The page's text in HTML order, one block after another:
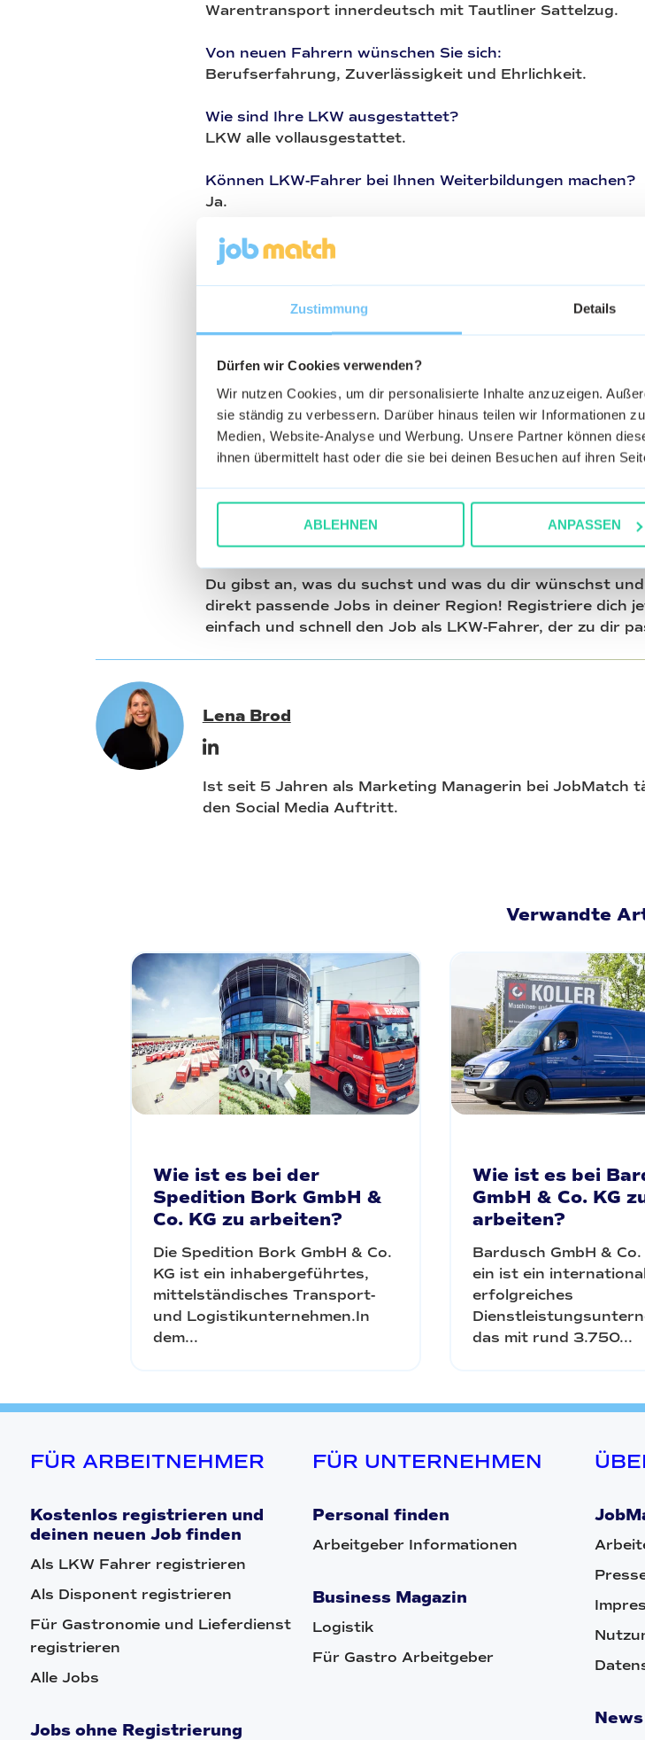
Zustimmung Details
Dürfen wir Cookies verwenden?
Wir nutzen Cookies, um dir personalisierte Inhalte anzuzeigen.
sie ständig zu verbessern. Darüber hinaus teilen wir Informationen
Medien, Website-Analyse und Werbung. Unsere Partner können
ihnen übermittelt hast oder die sie bei deinen Besuchen auf ihren
ABLEHNEN ANPASSEN
Warentransport innerdeutsch mit Tautliner Sattelzug.
Von neuen Fahrern wünschen Sie sich:
Berufserfahrung, Zuverlässigkeit und Ehrlichkeit.
Wie sind Ihre LKW ausgestattet?
LKW alle vollausgestattet.
Können LKW-Fahrer bei Ihnen Weiterbildungen machen?
Ja.
Was ist Ihnen in der Zusammenarbeit zwischen
Fahrer wichtig?
Verständnis und Teamarbeit.
Traditionell, familiär oder modern - wie beschreiben Sie
Wer sind Ihre Kunden?
Diverse.
Gefällt dir das Unternehmen?
Anschreiben in nur wenigen Minuten.
Haben wir dein Interesse geweckt?
Du gibst an, was du suchst und was du dir wünschst
direkt passende Jobs in deiner Region! Registriere dich
einfach und schnell den Job als LKW-Fahrer, der zu dir
Lena Brod
Ist seit 5 Jahren als Marketing Managerin bei JobMatch
den Social Media Auftritt.
Verwandte
Wie ist es bei der
Spedition Bork GmbH &
Co. KG zu arbeiten?
Die Spedition Bork GmbH & Co.
KG ist ein inhabergeführtes,
mittelständisches Transport-
und Logistikunternehmen.In
dem...
Wie ist es bei
GmbH & Co. KG
arbeiten?
Bardusch GmbH &
ein ist ein international
erfolgreiches
das mit rund 3.750...
FÜR ARBEITNEHMER
Kostenlos registrieren und
deinen neuen Job finden
Als LKW Fahrer registrieren
Als Disponent registrieren
Für Gastronomie und Lieferdienst
registrieren
Alle Jobs
Jobs ohne Registrierung
FÜR UNTERNEHMEN
Personal finden
Arbeitgeber Informationen
Business Magazin
Logistik
Für Gastro Arbeitgeber
News